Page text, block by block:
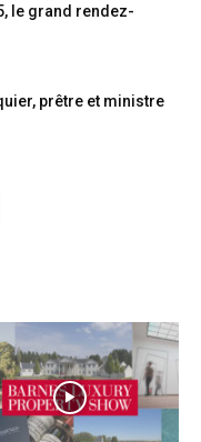
le grand rendez-
prêtre et ministre